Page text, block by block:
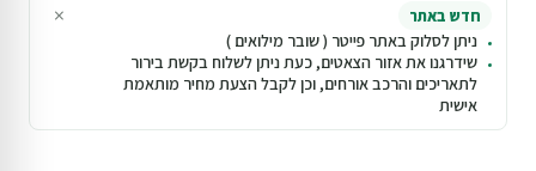
חדש באתר
ניתן לסלוק באתר פייטר ( שובר מילואים )
שידרגנו את אזור הצאטים, כעת ניתן לשלוח בקשת בירור
לתאריכים והרכב אורחים, וכן לקבל הצעת מחיר מותאמת
אישית
×